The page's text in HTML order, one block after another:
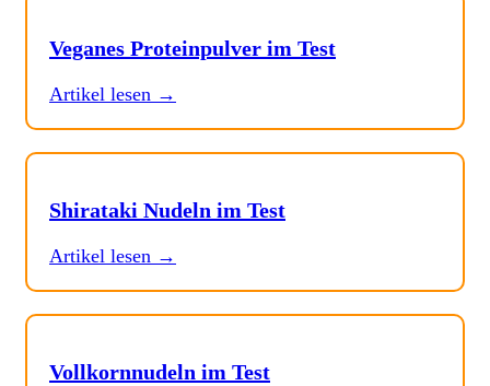
Veganes Proteinpulver im Test
Artikel lesen →
Shirataki Nudeln im Test
Artikel lesen →
Vollkornnudeln im Test